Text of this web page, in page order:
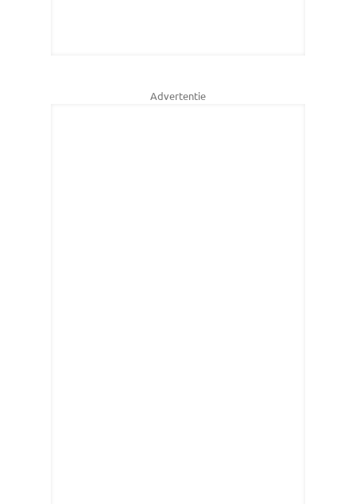
Advertentie